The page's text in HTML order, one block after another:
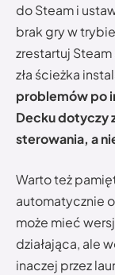
do Steam i
brak gry w
zrestartuj
zła ścieżka
problemów po
Decku dotyczy
sterowania, a
Warto też
automatycznie
może mieć
działająca, ale
inaczej przez